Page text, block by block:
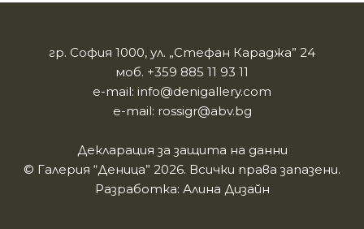
гр. София 1000, ул. „Стефан Караджа” 24
моб. +359 885 11 93 11
e-mail: info@denigallery.com
e-mail: rossigr@abv.bg
Декларация за защита на данни
© Галерия “Деница” 2026. Всички права запазени.
Разработка: Алина Дизайн